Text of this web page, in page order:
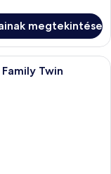
megtekintése
szoba két nagy ággyal,
Twin